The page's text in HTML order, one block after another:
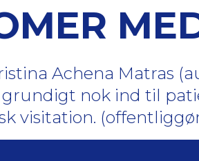
Achena Matras
grundigt nok ind til
visitation.